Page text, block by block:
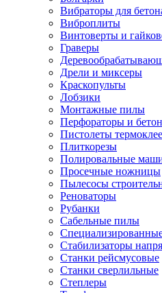
Вибраторы для
Виброплиты
Винтоверты и
Граверы
Дрели и миксеры
Краскопульты
Лобзики
Монтажные пилы
Перфораторы и
Пистолеты
Плиткорезы
Полировальные
Просечные ножницы
Пылесосы
Реноваторы
Рубанки
Сабельные пилы
Стабилизаторы
Станки рейсмусовые
Станки сверлильные
Степлеры